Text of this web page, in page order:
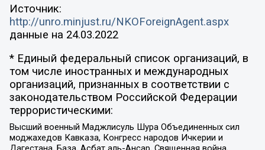
Источник:
http://unro.minjust.ru/NKOForeignAgent.aspx
данные на 24.03.2022
* Единый федеральный список организаций, в
том числе иностранных и международных
организаций, признанных в соответствии с
законодательством Российской Федерации
террористическими:
Высший военный Маджлисуль Шура Объединенных сил
моджахедов Кавказа, Конгресс народов Ичкерии и